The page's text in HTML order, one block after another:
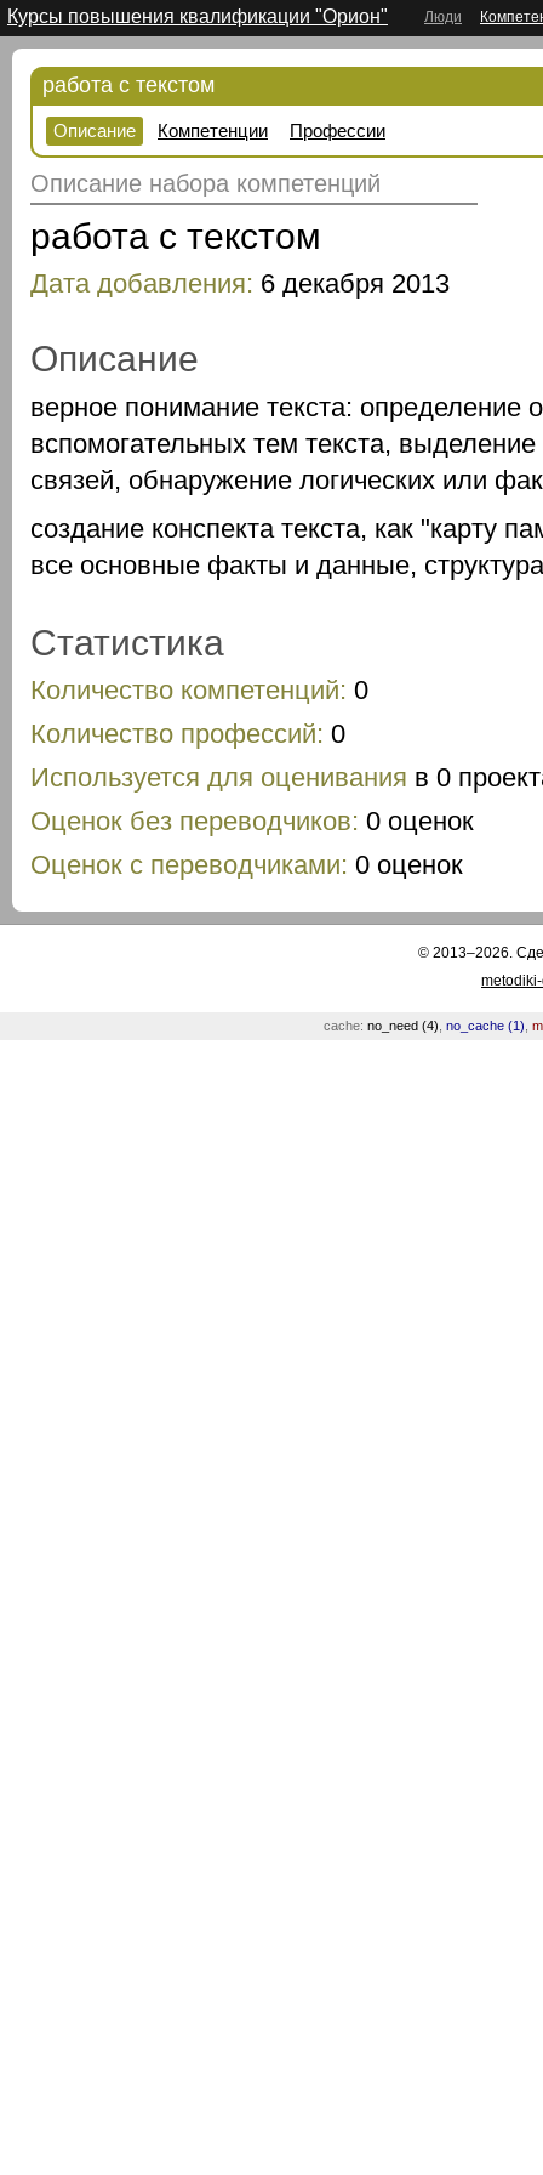
Курсы повышения квалификации "Орион" Люди
работа с текстом
Описание Компетенции Профессии
Описание набора компетенций
работа с текстом
Дата добавления: 6 декабря 2013
Описание
верное понимание текста: определение
вспомогательных тем текста,
связей, обнаружение логических или
создание конспекта текста, как "карту
все основные факты и данные,
Статистика
Количество компетенций: 0
Количество профессий: 0
Используется для оценивания в 0
Оценок без переводчиков: 0 оценок
Оценок с переводчиками: 0 оценок
© 2013–2026.
cache: no_need (4) no_cache (1)